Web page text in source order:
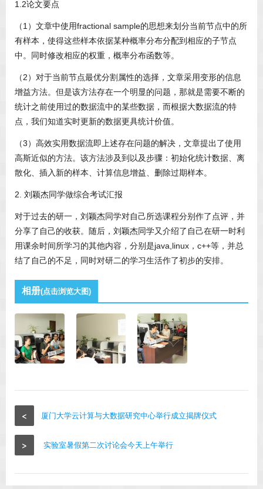
1.2论文要点
（1）文章中使用fractional sample的思想来划分当前节点中的所
有样本，使得这些样本依据某种概率分布分配到相应的子节点
中。同时修改相应的权重，概率分布函数等。
（2）对于当前节点最优分割属性的选择，文章采用变形的信息
增益方法。但是该方法存在一个明显的问题，那就是需要不断的
统计之前使用过的数据流中的某些数据，而根据大数据流的特
点，我们知道实时更新的数据更具统计价值。
（3）高效实用数据流即上述存在问题的解决，文章提出了使用
高斯近似的方法。该方法涉及到以及步骤：初始化统计数据、离
散化、插入新的样本、计算信息增益、删除过期样本。
2. 刘颖杰同学做综合考试汇报
对于过去的研一，刘颖杰同学对自己所选课程分别作了点评，并
分享了自己的收获。随后，刘颖杰同学又介绍了自己在研一时利
用课余时间所学习的其他内容，分别是java,linux，c++等，并总
结了自己的不足，同时对研二的学习生活作了初步的安排。
相册(点击浏览大图)
< 厦门大学云计算与大数据研究中心举行成立揭牌仪式
> 实验室暑假第二次讨论会今天上午举行